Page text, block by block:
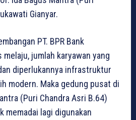
Gianyar.
PT. BPR Bank
jumlah karyawan yang
diperlukannya infrastruktur
modern. Maka gedung pusat di
(Puri Chandra Asri B.64)
memadai lagi digunakan